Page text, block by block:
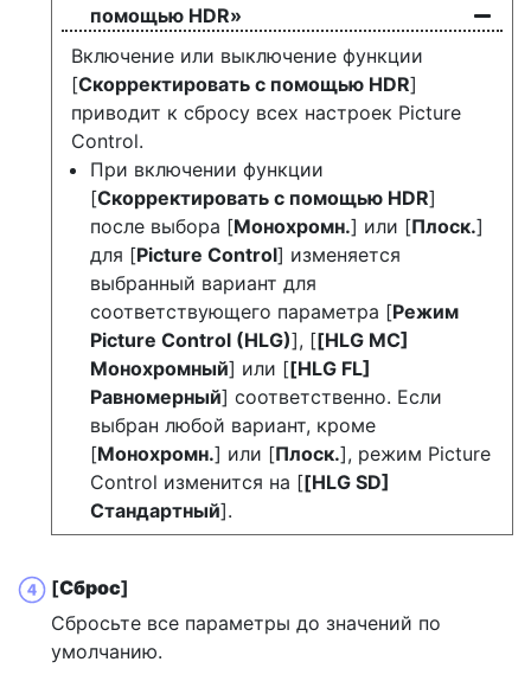
помощью HDR»
Включение или выключение функции
[Скорректировать с помощью HDR]
приводит к сбросу всех настроек Picture
Control.
При включении функции
[Скорректировать с помощью HDR]
после выбора [Монохромн.] или [Плоск.]
для [Picture Control] изменяется
выбранный вариант для
соответствующего параметра [Режим
Picture Control (HLG)], [[HLG MC]
Монохромный] или [[HLG FL]
Равномерный] соответственно. Если
выбран любой вариант, кроме
[Монохромн.] или [Плоск.], режим Picture
Control изменится на [[HLG SD]
Стандартный].
[Сброс]
Сбросьте все параметры до значений по
умолчанию.